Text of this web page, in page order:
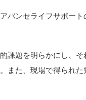
バンセライフサポー
課題を明らかにし、
た、現場で得られた